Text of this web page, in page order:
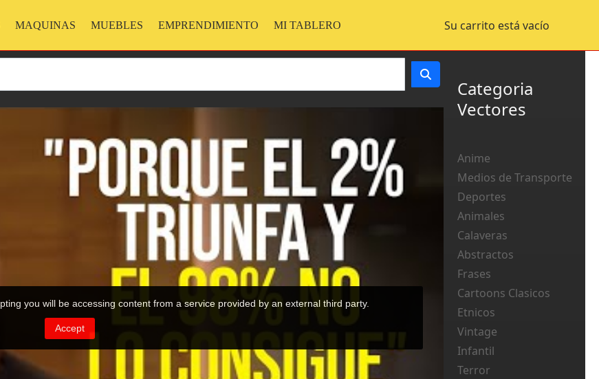
MAQUINAS MUEBLES EMPRENDIMIENTO MI TABLERO Su carrito está vacío
Categoria
Vectores
Anime
Medios de Transporte
Deportes
Animales
Calaveras
Abstractos
Frases
Cartoons Clasicos
Etnicos
Vintage
Infantil
Terror